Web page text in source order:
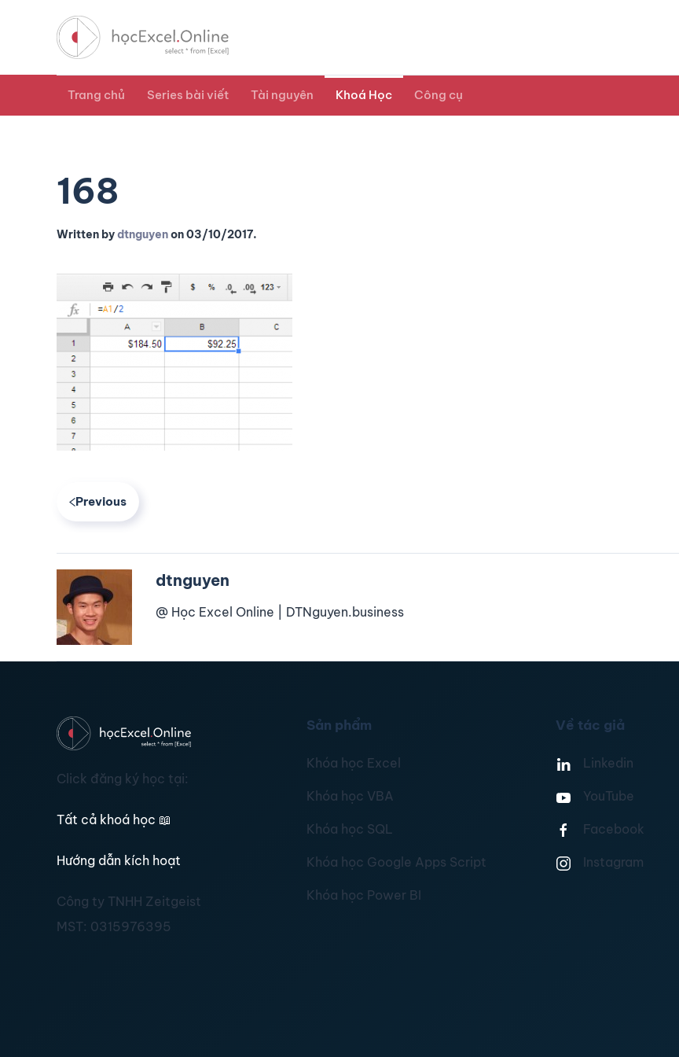
Trang chủ Series bài viết Tài nguyên Khoá Học Công cụ
168
Written bydtnguyenon03/10/2017.
Previous
dtnguyen
@ Học Excel Online | DTNguyen.business
Click đăng ký học tại:
Tất cả khoá học 📖
Hướng dẫn kích hoạt
Công ty TNHH Zeitgeist
MST: 0315976395
Sản phẩm
Khóa học Excel
Khóa học VBA
Khóa học SQL
Khóa học Google Apps Script
Khóa học Power BI
Về tác giả
Linkedin
YouTube
Facebook
Instagram